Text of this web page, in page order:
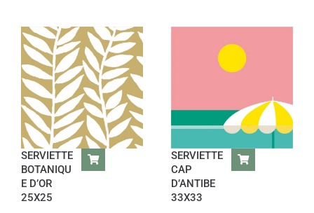
SERVIETTE
BOTANIQU
E D’OR
25X25
SERVIETTE
CAP
D’ANTIBE
33X33